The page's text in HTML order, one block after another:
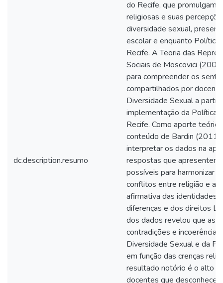
dc.description.resumo
do Recife, que promulgam
religiosas e suas
diversidade sexual,
escolar e enquanto Política
Recife. A Teoria das
Sociais de Moscovici
para compreender os
compartilhados por
Diversidade Sexual a partir
implementação da Política
Recife. Como aporte
conteúdo de Bardin (2011)
interpretar os dados na
respostas que apresentem
possíveis para harmonizar
conflitos entre religião e a
afirmativa das identidades
diferenças e dos direitos
dos dados revelou que as
contradições e
Diversidade Sexual e da
em função das crenças
resultado notório é o alto
docentes que